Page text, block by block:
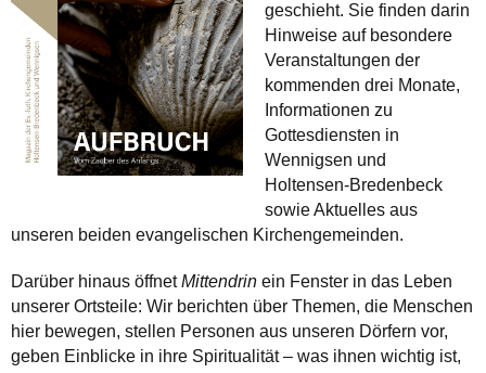
geschieht. Sie finden darin
Hinweise auf besondere
Veranstaltungen der
kommenden drei Monate,
Informationen zu
Gottesdiensten in
Wennigsen und
Holtensen‑Bredenbeck
sowie Aktuelles aus
unseren beiden evangelischen Kirchengemeinden.
Darüber hinaus öffnetMittendrin ein Fenster in das Leben
unserer Ortsteile: Wir berichten über Themen, die Menschen
hier bewegen, stellen Personen aus unseren Dörfern vor,
geben Einblicke in ihre Spiritualität – was ihnen wichtig ist,